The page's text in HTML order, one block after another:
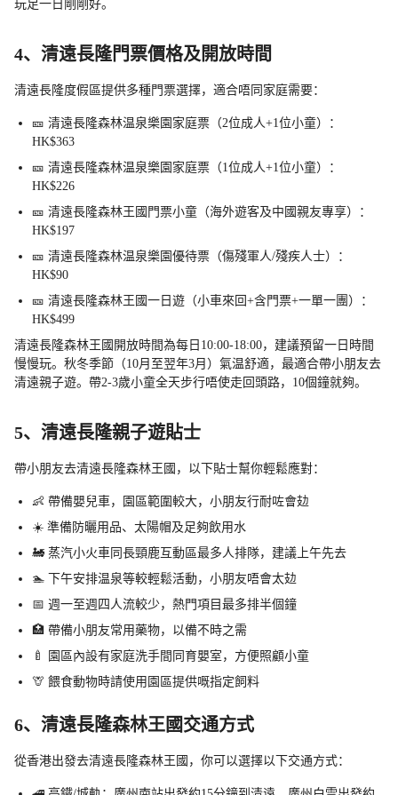
玩足一日剛剛好。
4、清遠長隆門票價格及開放時間
清遠長隆度假區提供多種門票選擇，適合唔同家庭需要：
🎫 清遠長隆森林温泉樂園家庭票（2位成人+1位小童）：
HK$363
🎫 清遠長隆森林温泉樂園家庭票（1位成人+1位小童）：
HK$226
🎫 清遠長隆森林王國門票小童（海外遊客及中國親友專享）：
HK$197
🎫 清遠長隆森林温泉樂園優待票（傷殘軍人/殘疾人士）：
HK$90
🎫 清遠長隆森林王國一日遊（小車來回+含門票+一單一團）：
HK$499
清遠長隆森林王國開放時間為每日10:00-18:00，建議預留一日時間
慢慢玩。秋冬季節（10月至翌年3月）氣温舒適，最適合帶小朋友去
清遠親子遊。帶2-3歲小童全天步行唔使走回頭路，10個鐘就夠。
5、清遠長隆親子遊貼士
帶小朋友去清遠長隆森林王國，以下貼士幫你輕鬆應對：
👶 帶備嬰兒車，園區範圍較大，小朋友行耐咗會攰
☀️ 準備防曬用品、太陽帽及足夠飲用水
🚂 蒸汽小火車同長頸鹿互動區最多人排隊，建議上午先去
🏊 下午安排温泉等較輕鬆活動，小朋友唔會太攰
📅 週一至週四人流較少，熱門項目最多排半個鐘
🏥 帶備小朋友常用藥物，以備不時之需
🍼 園區內設有家庭洗手間同育嬰室，方便照顧小童
🦒 餵食動物時請使用園區提供嘅指定飼料
6、清遠長隆森林王國交通方式
從香港出發去清遠長隆森林王國，你可以選擇以下交通方式：